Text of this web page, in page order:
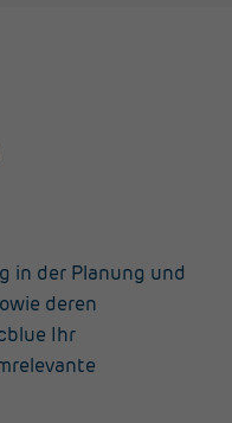
in der Planung und
deren
Ihr